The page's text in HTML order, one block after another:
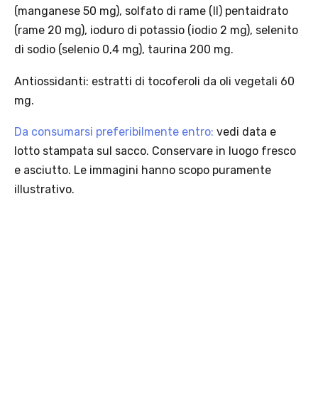
(manganese 50 mg), solfato di rame (II) pentaidrato
(rame 20 mg), ioduro di potassio (iodio 2 mg), selenito
di sodio (selenio 0,4 mg), taurina 200 mg.
Antiossidanti: estratti di tocoferoli da oli vegetali 60
mg.
Da consumarsi preferibilmente entro: vedi data e
lotto stampata sul sacco. Conservare in luogo fresco
e asciutto. Le immagini hanno scopo puramente
illustrativo.